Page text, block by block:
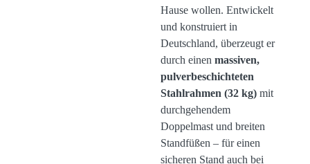
Hause wollen. Entwickelt
und konstruiert in
Deutschland, überzeugt er
durch einenmassiven,
pulverbeschichteten
Stahlrahmen (32 kg) mit
durchgehendem
Doppelmast und breiten
Standfüßen – für einen
sicheren Stand auch bei